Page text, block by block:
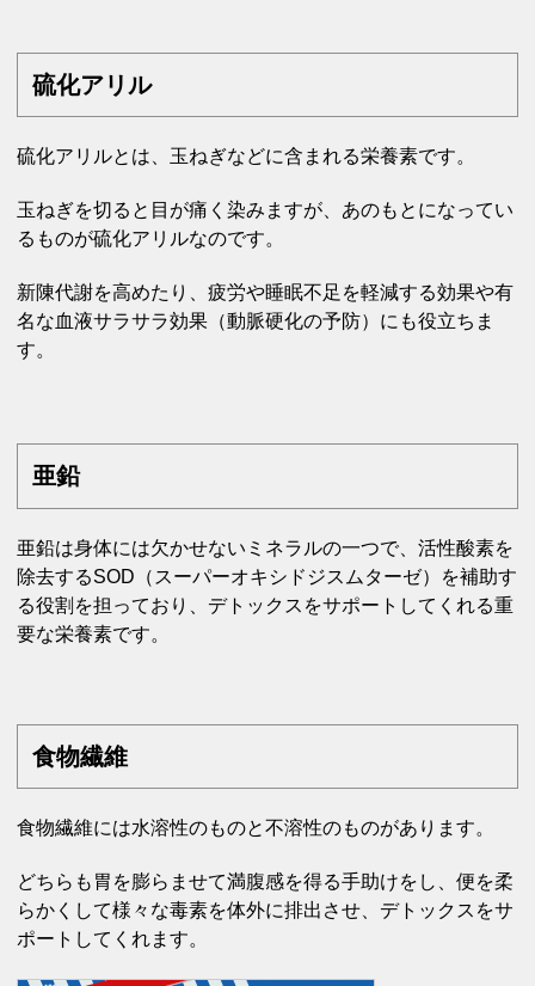
硫化アリル
硫化アリルとは、玉ねぎなどに含まれる栄養素です。
玉ねぎを切ると目が痛く染みますが、あのもとになってい
るものが硫化アリルなのです。
新陳代謝を高めたり、疲労や睡眠不足を軽減する効果や有
名な血液サラサラ効果（動脈硬化の予防）にも役立ちま
す。
亜鉛
亜鉛は身体には欠かせないミネラルの一つで、活性酸素を
除去するSOD（スーパーオキシドジスムターゼ）を補助す
る役割を担っており、デトックスをサポートしてくれる重
要な栄養素です。
食物繊維
食物繊維には水溶性のものと不溶性のものがあります。
どちらも胃を膨らませて満腹感を得る手助けをし、便を柔
らかくして様々な毒素を体外に排出させ、デトックスをサ
ポートしてくれます。